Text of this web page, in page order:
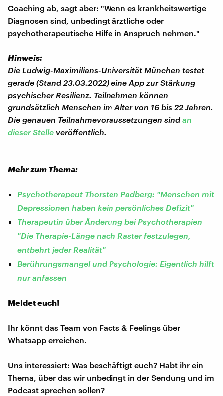
Coaching ab, sagt aber: "Wenn es krankheitswertige
Diagnosen sind, unbedingt ärztliche oder
psychotherapeutische Hilfe in Anspruch nehmen."
Hinweis:
Die Ludwig-Maximilians-Universität München testet
gerade (Stand 23.03.2022) eine App zur Stärkung
psychischer Resilienz. Teilnehmen können
grundsätzlich Menschen im Alter von 16 bis 22 Jahren.
Die genauen Teilnahmevoraussetzungen sindan
dieser Stelle veröffentlich.
Mehr zum Thema:
Psychotherapeut Thorsten Padberg: "Menschen mit
Depressionen haben kein persönliches Defizit"
Therapeutin über Änderung bei Psychotherapien
"Die Therapie-Länge nach Raster festzulegen,
entbehrt jeder Realität"
Berührungsmangel und Psychologie: Eigentlich hilft
nur anfassen
Meldet euch!
Ihr könnt das Team von Facts & Feelings über
Whatsapp erreichen.
Uns interessiert: Was beschäftigt euch? Habt ihr ein
Thema, über das wir unbedingt in der Sendung und im
Podcast sprechen sollen?